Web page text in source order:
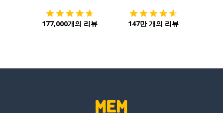
177,000개의 리뷰 147만 개의 리뷰